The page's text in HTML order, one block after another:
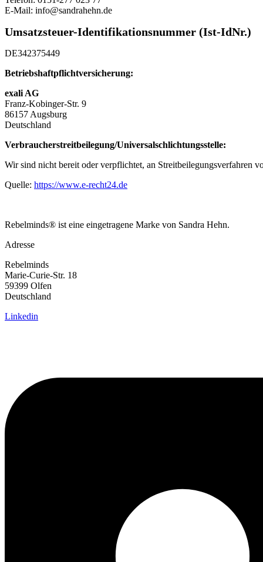
E-Mail: info@sandrahehn.de
Umsatzsteuer-Identifikationsnummer (Ist‑IdNr.)
DE342375449
Betriebshaftpflichtversicherung:
exali AG
Franz-Kobinger-Str. 9
86157 Augsburg
Deutschland
Verbraucher­streit­beilegung/Universal­schlichtungs­stelle:
Wir sind nicht bereit oder verpflichtet, an Streitbeilegungsverfahren
Quelle: https://www.e-recht24.de
Rebelminds® ist eine eingetragene Marke von Sandra Hehn.
Adresse
Rebelminds
Marie-Curie-Str. 18
59399 Olfen
Deutschland
Linkedin